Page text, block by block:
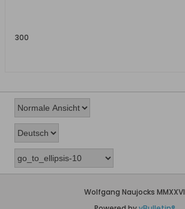
300
Wolfgang Naujocks MMXXVI